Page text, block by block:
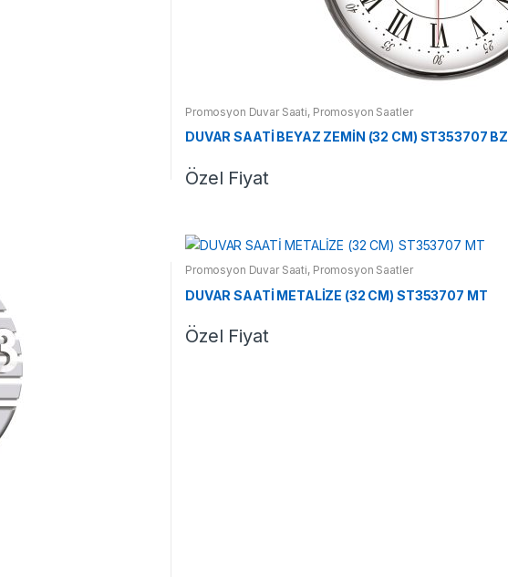
Promosyon Duvar Saati, Promosyon Saatler
DUVAR SAATİ BEYAZ ZEMİN (32 CM) ST353707 BZ
Özel Fiyat
Promosyon Duvar Saati, Promosyon Saatler
DUVAR SAATİ METALİZE (32 CM) ST353707 MT
Özel Fiyat